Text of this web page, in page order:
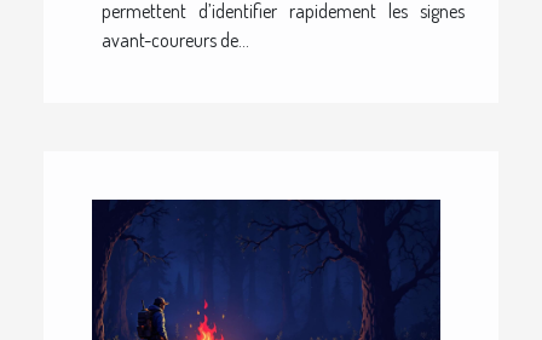
permettent d’identifier rapidement les signes
avant-coureurs de...